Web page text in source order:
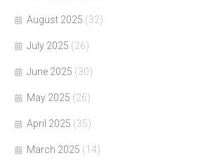
August 2025 (32)
July 2025 (26)
June 2025 (30)
May 2025 (26)
April 2025 (35)
March 2025 (14)